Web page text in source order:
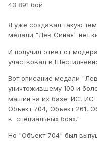
43 891 бой
Я уже создавал такую
медали "Лев Синая" нет
И получил ответ от
участвовал в
Вот описание медали
уничтожившему 100 и
машин на их базе: ИС,
Объект 704, Объект 261,
в специальных боях."
Но "Объект 704" был